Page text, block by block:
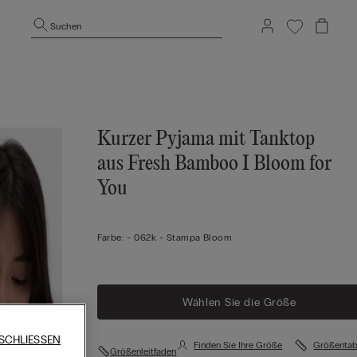
Suchen
Kurzer Pyjama mit Tanktop
aus Fresh Bamboo I Bloom for
You
Farbe: -062k - Stampa Bloom
Wählen Sie die Größe
Größenleitfaden
Finden Sie Ihre Größe